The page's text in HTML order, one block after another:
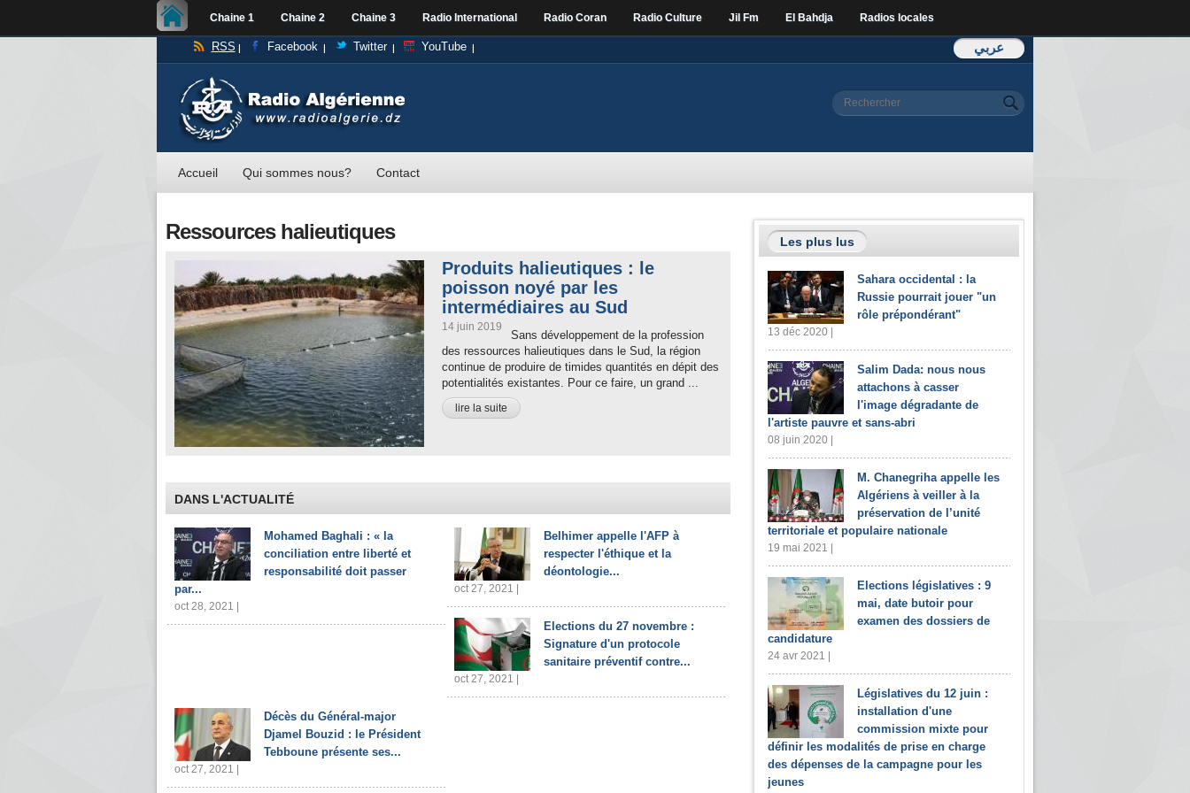
Chaine 1 Chaine 2 Chaine 3 Radio International Radio Coran Radio Culture Jil Fm El Bahdja Radios locales
عربي RSS Facebook Twitter YouTube
Formulaire de
Rechercher
Accueil Qui sommes nous? Contact
Ressources halieutiques
Produits halieutiques : le
poisson noyé par les
intermédiaires au Sud
14 juin 2019
Sans développement de la profession
des ressources halieutiques dans le Sud, la région
continue de produire de timides quantités en dépit des
potentialités existantes. Pour ce faire, un grand ...
lire la suite
DANS L'ACTUALITÉ
Mohamed Baghali : « la
conciliation entre liberté et
responsabilité doit passer
par...
oct 28, 2021 |
Belhimer appelle l'AFP à
respecter l'éthique et la
déontologie...
oct 27, 2021 |
Elections du 27 novembre :
Signature d'un protocole
sanitaire préventif contre...
oct 27, 2021 |
Décès du Général-major
Djamel Bouzid : le Président
Tebboune présente ses...
oct 27, 2021 |
Les plus lus
Sahara occidental : la
Russie pourrait jouer "un
rôle prépondérant"
13 déc 2020 |
Salim Dada: nous nous
attachons à casser
l'image dégradante de
l'artiste pauvre et sans-abri
08 juin 2020 |
M. Chanegriha appelle les
Algériens à veiller à la
préservation de l’unité
territoriale et populaire nationale
19 mai 2021 |
Elections législatives : 9
mai, date butoir pour
examen des dossiers de
candidature
24 avr 2021 |
Législatives du 12 juin :
installation d'une
commission mixte pour
définir les modalités de prise en charge
des dépenses de la campagne pour les
jeunes